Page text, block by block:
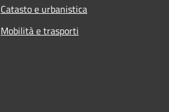
Catasto e urbanistica
Mobilità e trasporti